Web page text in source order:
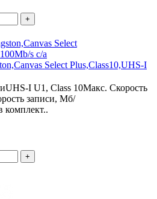
+
Select Plus,Class10,UHS-I
I U1, Class 10Макс. Скорость
записи, Мб/
комплект..
+